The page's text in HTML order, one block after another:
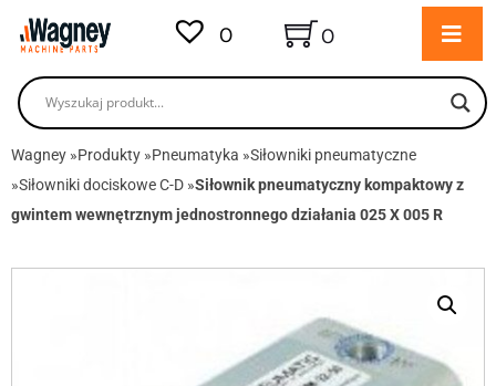
0 0
Wagney »Produkty »Pneumatyka »Siłowniki pneumatyczne
»Siłowniki dociskowe C-D »Siłownik pneumatyczny kompaktowy z
gwintem wewnętrznym jednostronnego działania 025 X 005 R